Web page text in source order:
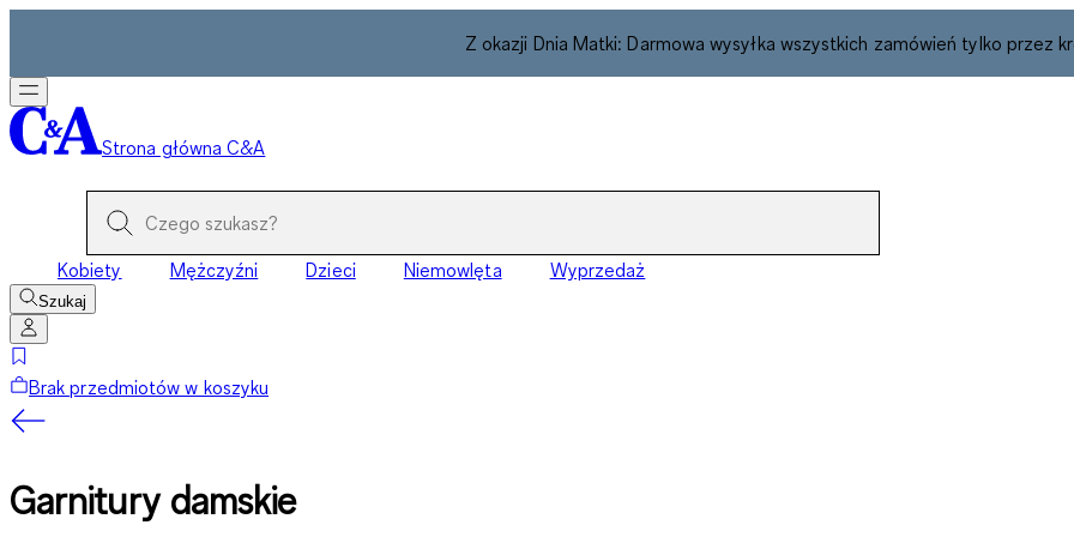
Z okazji Dnia Matki: Darmowa wysyłka wszystkich zamówień tylko przez
Strona główna C&A
Kobiety Mężczyźni Dzieci Niemowlęta Wyprzedaż
Szukaj
Brak przedmiotów w koszyku
Garnitury damskie